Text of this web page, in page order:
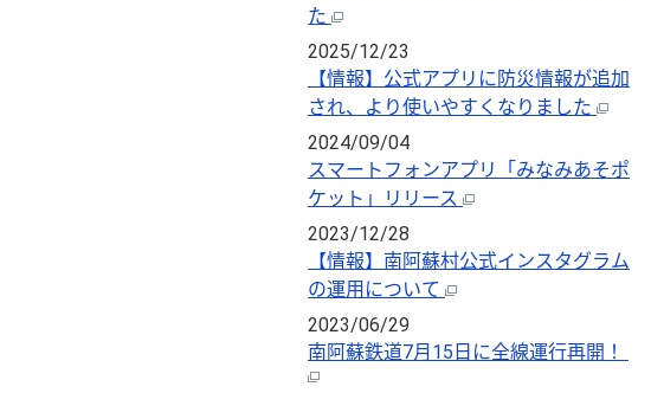
た
2025/12/23
【情報】公式アプリに防災情報が追加
され、より使いやすくなりました
2024/09/04
スマートフォンアプリ「みなみあそポ
ケット」リリース
2023/12/28
【情報】南阿蘇村公式インスタグラム
の運用について
2023/06/29
南阿蘇鉄道7月15日に全線運行再開！